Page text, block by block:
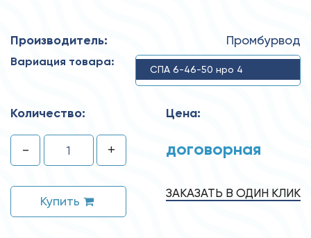
Производитель: Промбурвод
Вариация товара:
СПА 6-46-50 нро 4
Количество:
- +
Купить
Цена:
договорная
ЗАКАЗАТЬ В ОДИН КЛИК